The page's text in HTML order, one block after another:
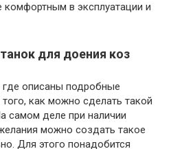
комфортным в эксплуатации и
для доения коз
описаны подробные
как можно сделать такой
самом деле при наличии
можно создать такое
Для этого понадобится